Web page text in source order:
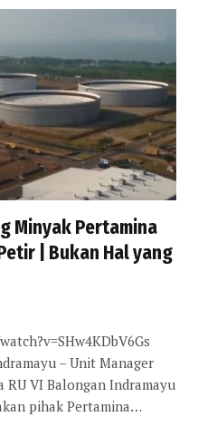
Minyak Pertamina
| Bukan Hal yang
– Unit Manager
RU VI Balongan Indramayu
pihak Pertamina…